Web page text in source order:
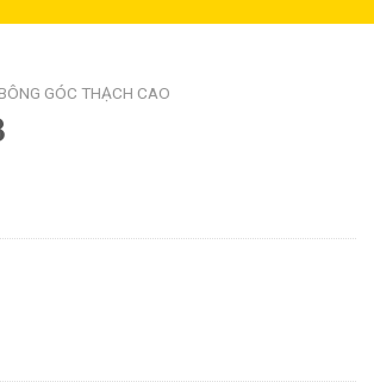
BÔNG GÓC THẠCH CAO